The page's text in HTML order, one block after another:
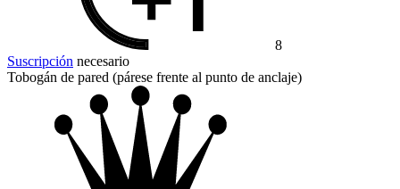
8
Suscripción necesario
Tobogán de pared (párese frente al punto de anclaje)